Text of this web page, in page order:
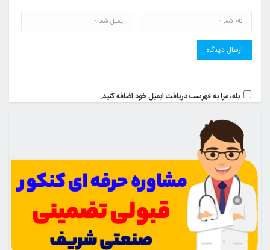
بله، مرا به فهرست دریافت ایمیل خود اضافه کنید.